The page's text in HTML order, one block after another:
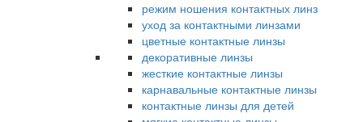
режим ношения контактных линз
уход за контактными линзами
цветные контактные линзы
декоративные линзы
жесткие контактные линзы
карнавальные контактные линзы
контактные линзы для детей